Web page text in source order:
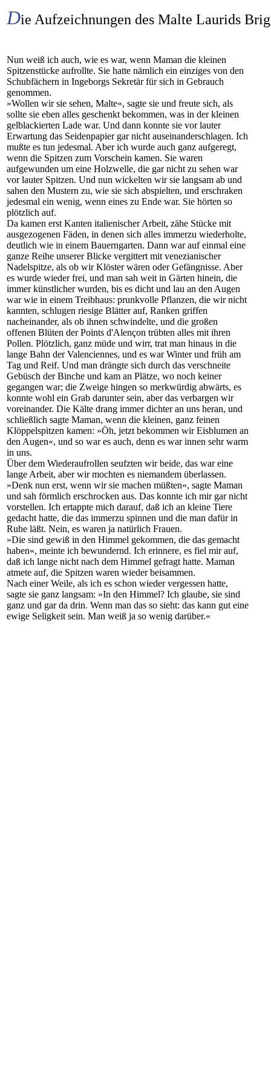
Die Aufzeichnungen des Malte Laurids
Nun weiß ich auch, wie es war, wenn Maman die kleinen
Spitzenstücke aufrollte. Sie hatte nämlich ein einziges von den
Schubfächern in Ingeborgs Sekretär für sich in Gebrauch
genommen.
»Wollen wir sie sehen, Malte«, sagte sie und freute sich, als
sollte sie eben alles geschenkt bekommen, was in der kleinen
gelblackierten Lade war. Und dann konnte sie vor lauter
Erwartung das Seidenpapier gar nicht auseinanderschlagen. Ich
mußte es tun jedesmal. Aber ich wurde auch ganz aufgeregt,
wenn die Spitzen zum Vorschein kamen. Sie waren
aufgewunden um eine Holzwelle, die gar nicht zu sehen war
vor lauter Spitzen. Und nun wickelten wir sie langsam ab und
sahen den Mustern zu, wie sie sich abspielten, und erschraken
jedesmal ein wenig, wenn eines zu Ende war. Sie hörten so
plötzlich auf.
Da kamen erst Kanten italienischer Arbeit, zähe Stücke mit
ausgezogenen Fäden, in denen sich alles immerzu wiederholte,
deutlich wie in einem Bauerngarten. Dann war auf einmal eine
ganze Reihe unserer Blicke vergittert mit venezianischer
Nadelspitze, als ob wir Klöster wären oder Gefängnisse. Aber
es wurde wieder frei, und man sah weit in Gärten hinein, die
immer künstlicher wurden, bis es dicht und lau an den Augen
war wie in einem Treibhaus: prunkvolle Pflanzen, die wir nicht
kannten, schlugen riesige Blätter auf, Ranken griffen
nacheinander, als ob ihnen schwindelte, und die großen
offenen Blüten der Points d'Alençon trübten alles mit ihren
Pollen. Plötzlich, ganz müde und wirr, trat man hinaus in die
lange Bahn der Valenciennes, und es war Winter und früh am
Tag und Reif. Und man drängte sich durch das verschneite
Gebüsch der Binche und kam an Plätze, wo noch keiner
gegangen war; die Zweige hingen so merkwürdig abwärts, es
konnte wohl ein Grab darunter sein, aber das verbargen wir
voreinander. Die Kälte drang immer dichter an uns heran, und
schließlich sagte Maman, wenn die kleinen, ganz feinen
Klöppelspitzen kamen: »Öh, jetzt bekommen wir Eisblumen an
den Augen«, und so war es auch, denn es war innen sehr warm
in uns.
Über dem Wiederaufrollen seufzten wir beide, das war eine
lange Arbeit, aber wir mochten es niemandem überlassen.
»Denk nun erst, wenn wir sie machen müßten«, sagte Maman
und sah förmlich erschrocken aus. Das konnte ich mir gar nicht
vorstellen. Ich ertappte mich darauf, daß ich an kleine Tiere
gedacht hatte, die das immerzu spinnen und die man dafür in
Ruhe läßt. Nein, es waren ja natürlich Frauen.
»Die sind gewiß in den Himmel gekommen, die das gemacht
haben«, meinte ich bewundernd. Ich erinnere, es fiel mir auf,
daß ich lange nicht nach dem Himmel gefragt hatte. Maman
atmete auf, die Spitzen waren wieder beisammen.
Nach einer Weile, als ich es schon wieder vergessen hatte,
sagte sie ganz langsam: »In den Himmel? Ich glaube, sie sind
ganz und gar da drin. Wenn man das so sieht: das kann gut eine
ewige Seligkeit sein. Man weiß ja so wenig darüber.«